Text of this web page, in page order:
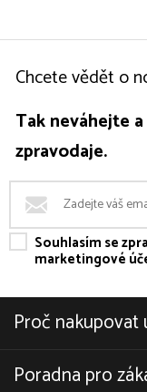
Chcete vědět o
Tak neváhejte
zpravodaje.
Souhlasím se
marketingové
Proč nakupovat
Poradna pro